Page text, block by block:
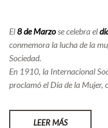
El8 de Marzose celebra el
conmemora la lucha de la
Sociedad.
En 1910, la Internacional
proclamó el Día de la Mujer,
LEER MÁS